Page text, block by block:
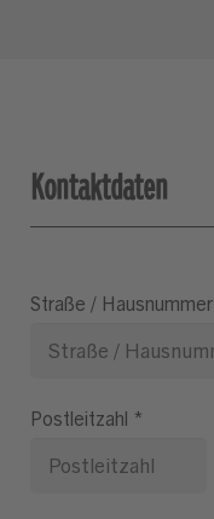
Kontaktdaten
Straße / Hausnummer
Postleitzahl *